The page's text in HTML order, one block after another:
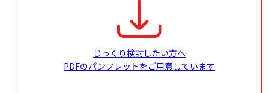
じっくり検討したい方へ
PDFのパンフレットをご用意しています